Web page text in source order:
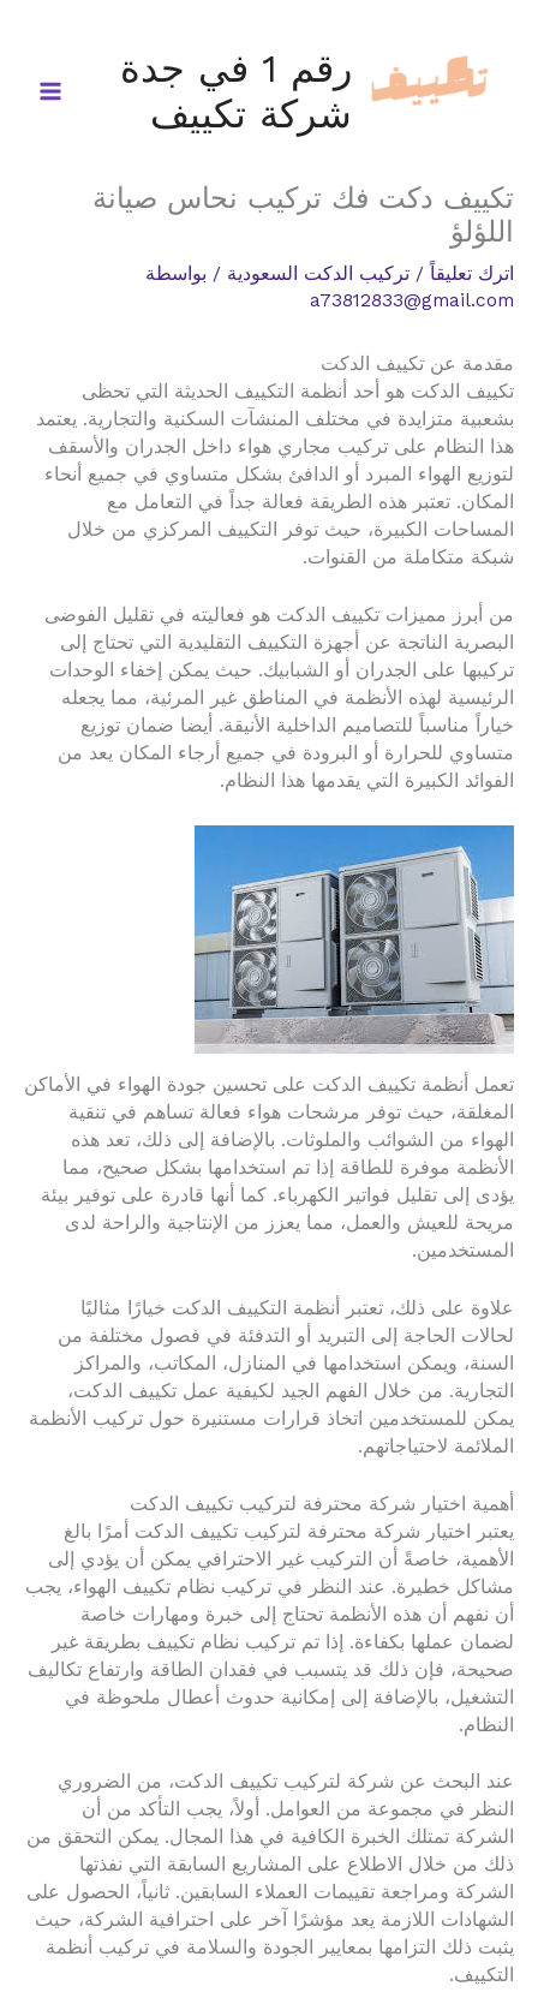
المحتوى
رقم 1 في جدة
شركة تكييف
تكييف دكت فك تركيب نحاس صيانة
اللؤلؤ
اترك تعليقاً / تركيب الدكت السعودية / بواسطة
a73812833@gmail.com
مقدمة عن تكييف الدكت
تكييف الدكت هو أحد أنظمة التكييف الحديثة التي تحظى
بشعبية متزايدة في مختلف المنشآت السكنية والتجارية. يعتمد
هذا النظام على تركيب مجاري هواء داخل الجدران والأسقف
لتوزيع الهواء المبرد أو الدافئ بشكل متساوي في جميع أنحاء
المكان. تعتبر هذه الطريقة فعالة جداً في التعامل مع
المساحات الكبيرة، حيث توفر التكييف المركزي من خلال
شبكة متكاملة من القنوات.
من أبرز مميزات تكييف الدكت هو فعاليته في تقليل الفوضى
البصرية الناتجة عن أجهزة التكييف التقليدية التي تحتاج إلى
تركيبها على الجدران أو الشبابيك. حيث يمكن إخفاء الوحدات
الرئيسية لهذه الأنظمة في المناطق غير المرئية، مما يجعله
خياراً مناسباً للتصاميم الداخلية الأنيقة. أيضا ضمان توزيع
متساوي للحرارة أو البرودة في جميع أرجاء المكان يعد من
الفوائد الكبيرة التي يقدمها هذا النظام.
تعمل أنظمة تكييف الدكت على تحسين جودة الهواء في الأماكن
المغلقة، حيث توفر مرشحات هواء فعالة تساهم في تنقية
الهواء من الشوائب والملوثات. بالإضافة إلى ذلك، تعد هذه
الأنظمة موفرة للطاقة إذا تم استخدامها بشكل صحيح، مما
يؤدى إلى تقليل فواتير الكهرباء. كما أنها قادرة على توفير بيئة
مريحة للعيش والعمل، مما يعزز من الإنتاجية والراحة لدى
المستخدمين.
علاوة على ذلك، تعتبر أنظمة التكييف الدكت خيارًا مثاليًا
لحالات الحاجة إلى التبريد أو التدفئة في فصول مختلفة من
السنة، ويمكن استخدامها في المنازل، المكاتب، والمراكز
التجارية. من خلال الفهم الجيد لكيفية عمل تكييف الدكت،
يمكن للمستخدمين اتخاذ قرارات مستنيرة حول تركيب الأنظمة
الملائمة لاحتياجاتهم.
أهمية اختيار شركة محترفة لتركيب تكييف الدكت
يعتبر اختيار شركة محترفة لتركيب تكييف الدكت أمرًا بالغ
الأهمية، خاصةً أن التركيب غير الاحترافي يمكن أن يؤدي إلى
مشاكل خطيرة. عند النظر في تركيب نظام تكييف الهواء، يجب
أن نفهم أن هذه الأنظمة تحتاج إلى خبرة ومهارات خاصة
لضمان عملها بكفاءة. إذا تم تركيب نظام تكييف بطريقة غير
صحيحة، فإن ذلك قد يتسبب في فقدان الطاقة وارتفاع تكاليف
التشغيل، بالإضافة إلى إمكانية حدوث أعطال ملحوظة في
النظام.
عند البحث عن شركة لتركيب تكييف الدكت، من الضروري
النظر في مجموعة من العوامل. أولاً، يجب التأكد من أن
الشركة تمتلك الخبرة الكافية في هذا المجال. يمكن التحقق من
ذلك من خلال الاطلاع على المشاريع السابقة التي نفذتها
الشركة ومراجعة تقييمات العملاء السابقين. ثانياً، الحصول على
الشهادات اللازمة يعد مؤشرًا آخر على احترافية الشركة، حيث
يثبت ذلك التزامها بمعايير الجودة والسلامة في تركيب أنظمة
التكييف.